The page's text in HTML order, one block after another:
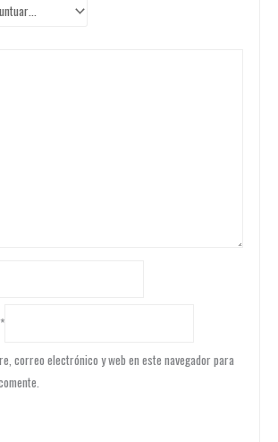
*
correo electrónico y web en este navegador para